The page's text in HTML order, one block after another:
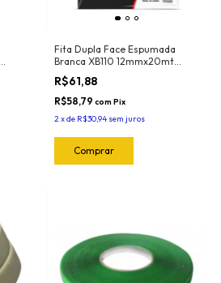
Fita Dupla Face Espumada
Branca XB110 12mmx20mt
Adere
R$61,88
R$58,79 com Pix
2xde R$30,94 sem juros